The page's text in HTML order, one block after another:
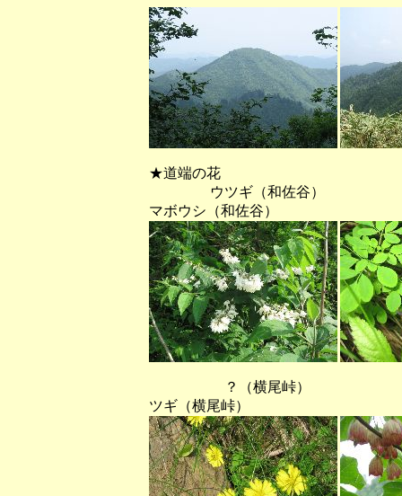
★道端の花
ウツギ（和佐
マボウシ（和佐谷）
？（横尾峠） サラサ
ツギ（横尾峠）